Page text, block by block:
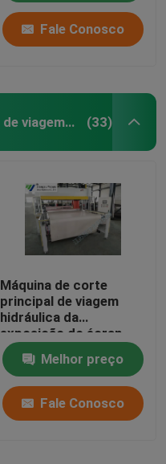
Fale Conosco
Máquina de corte principal de viagem hidráulica (33)
Máquina de corte
principal de viagem
hidráulica da
exposição do écran
sensível para materiais
do
assoalho/brandamente
filme
Melhor preço
Fale Conosco